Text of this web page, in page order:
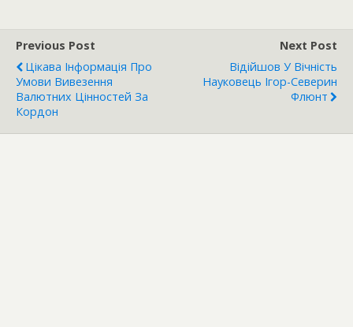
Previous Post
Цікава Інформація Про
Умови Вивезення
Валютних Цінностей За
Кордон
Next Post
Відійшов У Вічність
Науковець Ігор-Северин
Флюнт